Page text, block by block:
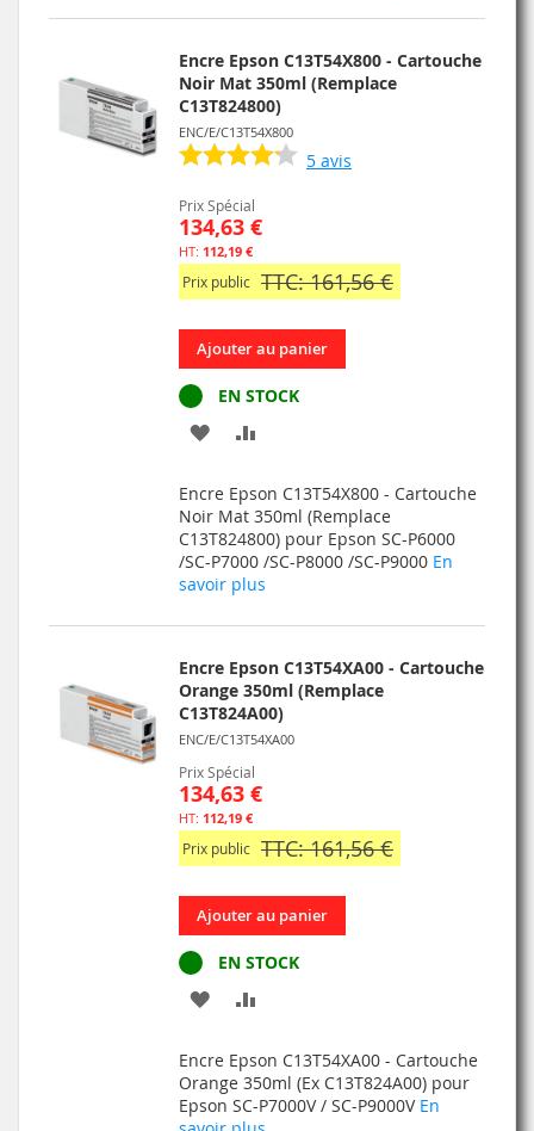
D’ENVIE
Encre Epson C13T54X800 - Cartouche
Noir Mat 350ml (Remplace
C13T824800)
ENC/E/C13T54X800
5 avis
Prix Spécial
134,63 €
112,19 €
Prix public TTC: 161,56 €
Ajouter au panier
EN STOCK
AJOUTER
MA
LISTE
D’ENVIE
COMPARATEUR
Encre Epson C13T54X800 - Cartouche
Noir Mat 350ml (Remplace
C13T824800) pour Epson SC-P6000
/SC-P7000 /SC-P8000 /SC-P9000 En
savoir plus
Encre Epson C13T54XA00 - Cartouche
Orange 350ml (Remplace
C13T824A00)
ENC/E/C13T54XA00
Prix Spécial
134,63 €
112,19 €
Prix public TTC: 161,56 €
Ajouter au panier
EN STOCK
AJOUTER
MA
LISTE
COMPARATEUR
Encre Epson C13T54XA00 - Cartouche
Orange 350ml (Ex C13T824A00) pour
Epson SC-P7000V / SC-P9000V En